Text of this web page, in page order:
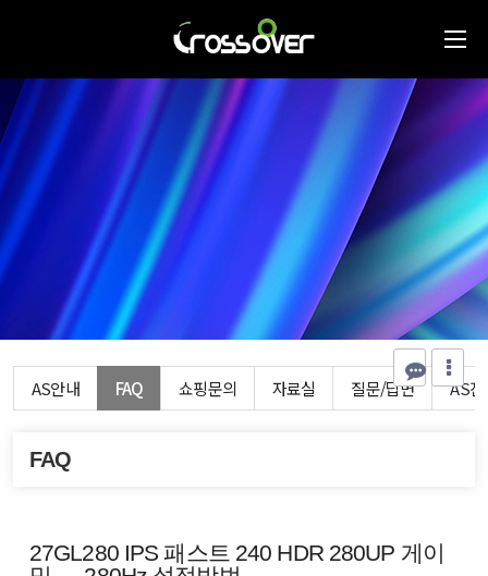
AS안내 FAQ 쇼핑문의 자료실 질문/답변 AS진
FAQ
27GL280 IPS 패스트 240 HDR 280UP 게이